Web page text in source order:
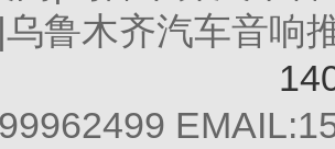
鲁木齐汽车音响